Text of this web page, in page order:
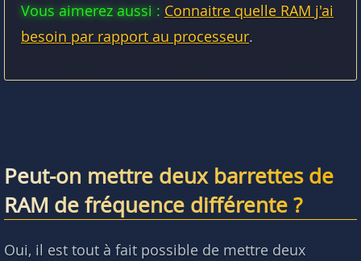
Vous aimerez aussi : Connaitre quelle RAM j'ai
besoin par rapport au processeur.
Peut-on mettre deux barrettes de
RAM de fréquence différente ?
Oui, il est tout à fait possible de mettre deux